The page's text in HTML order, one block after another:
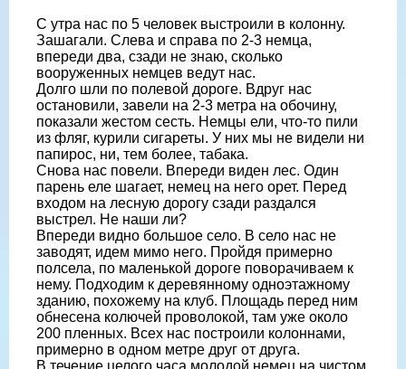
С утра нас по 5 человек выстроили в колонну.
Зашагали. Слева и справа по 2-3 немца,
впереди два, сзади не знаю, сколько
вооруженных немцев ведут нас.
Долго шли по полевой дороге. Вдруг нас
остановили, завели на 2-3 метра на обочину,
показали жестом сесть. Немцы ели, что-то пили
из фляг, курили сигареты. У них мы не видели ни
папирос, ни, тем более, табака.
Снова нас повели. Впереди виден лес. Один
парень еле шагает, немец на него орет. Перед
входом на лесную дорогу сзади раздался
выстрел. Не наши ли?
Впереди видно большое село. В село нас не
заводят, идем мимо него. Пройдя примерно
полсела, по маленькой дороге поворачиваем к
нему. Подходим к деревянному одноэтажному
зданию, похожему на клуб. Площадь перед ним
обнесена колючей проволокой, там уже около
200 пленных. Всех нас построили колоннами,
примерно в одном метре друг от друга.
В течение целого часа молодой немец на чистом